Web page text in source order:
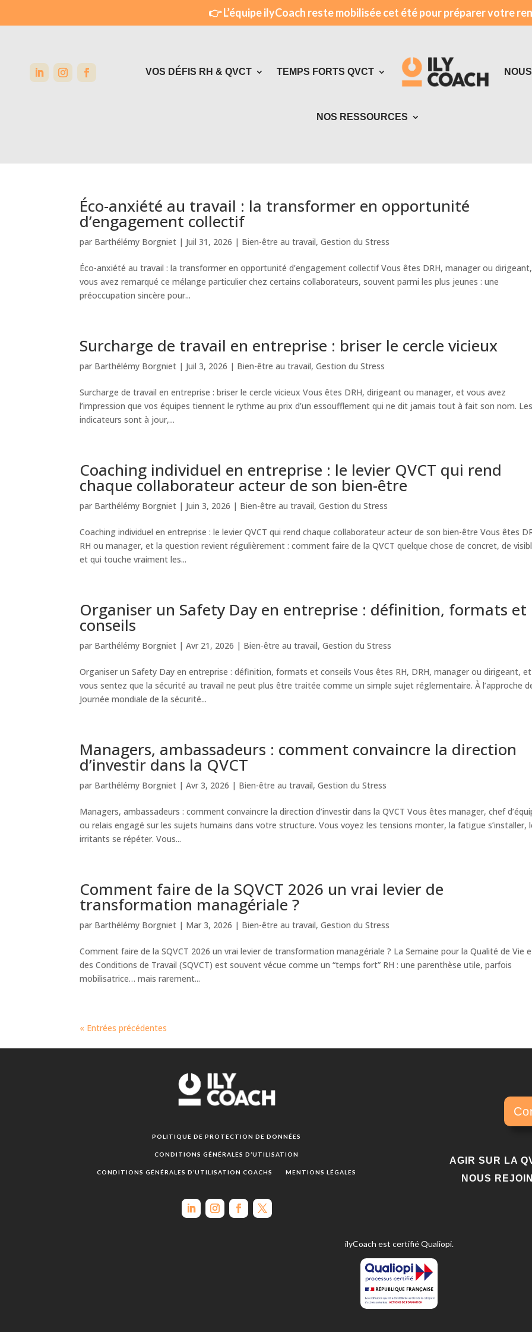
👉 L’équipe ilyCoach reste mobilisée cet été pour préparer votre
VOS DÉFIS RH & QVCT
ÉFFICACITÉ PROFESSIONNELLE
TEAM BUILDING COHESION FORMATIONS DIGITALES
COACHING
TEAM BUILDING
TEMPS FORTS QVCT
NOS RESSOURCES
Éco-anxiété au travail : la transformer en opportunité
d’engagement collectif
par Barthélémy Borgniet | Juil 31, 2026 | Bien-être au travail,Gestion du Stress
Éco-anxiété au travail : la transformer en opportunité d’engagement collectif Vous êtes DRH, manager ou
vous avez remarqué ce mélange particulier chez certains collaborateurs, souvent parmi les plus jeunes : une
préoccupation sincère pour...
Surcharge de travail en entreprise : briser le cercle vicieux
par Barthélémy Borgniet | Juil 3, 2026 | Bien-être au travail,Gestion du Stress
Surcharge de travail en entreprise : briser le cercle vicieux Vous êtes DRH, dirigeant ou manager, et vous avez
l’impression que vos équipes tiennent le rythme au prix d’un essoufflement qui ne dit jamais tout à fait son nom. Les
indicateurs sont à jour,...
Coaching individuel en entreprise : le levier QVCT qui rend
chaque collaborateur acteur de son bien-être
par Barthélémy Borgniet | Juin 3, 2026 | Bien-être au travail,Gestion du Stress
Coaching individuel en entreprise : le levier QVCT qui rend chaque collaborateur acteur de son bien-être Vous êtes
RH ou manager, et la question revient régulièrement : comment faire de la QVCT quelque chose de concret, de
et qui touche vraiment les...
Organiser un Safety Day en entreprise : définition, formats et
conseils
par Barthélémy Borgniet |Avr 21, 2026 | Bien-être au travail,Gestion du Stress
Organiser un Safety Day en entreprise : définition, formats et conseils Vous êtes RH, DRH, manager ou dirigeant, et
vous sentez que la sécurité au travail ne peut plus être traitée comme un simple sujet réglementaire. À l’approche
Journée mondiale de la sécurité...
Managers, ambassadeurs : comment convaincre la direction
d’investir dans la QVCT
par Barthélémy Borgniet |Avr 3, 2026 | Bien-être au travail,Gestion du Stress
Managers, ambassadeurs : comment convaincre la direction d’investir dans la QVCT Vous êtes manager, chef
ou relais engagé sur les sujets humains dans votre structure. Vous voyez les tensions monter, la fatigue s’installer,
irritants se répéter. Vous...
Comment faire de la SQVCT 2026 un vrai levier de
transformation managériale ?
par Barthélémy Borgniet | Mar 3, 2026 | Bien-être au travail,Gestion du Stress
Comment faire de la SQVCT 2026 un vrai levier de transformation managériale ? La Semaine pour la Qualité de Vie
des Conditions de Travail (SQVCT) est souvent vécue comme un “temps fort” RH : une parenthèse utile, parfois
mobilisatrice… mais rarement...
« Entrées précédentes
POLITIQUE DE PROTECTION DE DONNÉES
CONDITIONS GÉNÉRALES D’UTILISATION
CONDITIONS GÉNÉRALES D’UTILISATION COACHS MENTIONS LÉGALES
AGIR SUR LA
NOUS
ilyCoach est certifié Qualiopi.